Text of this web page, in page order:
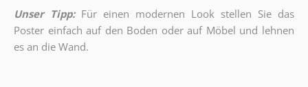
Unser Tipp: Für einen modernen Look stellen Sie das
Poster einfach auf den Boden oder auf Möbel und lehnen
es an die Wand.